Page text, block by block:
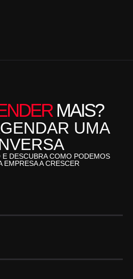
MAIS?
UMA
DESCUBRA COMO PODEMOS
EMPRESA A CRESCER